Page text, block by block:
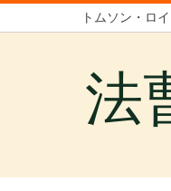
トムソン・ロ
法